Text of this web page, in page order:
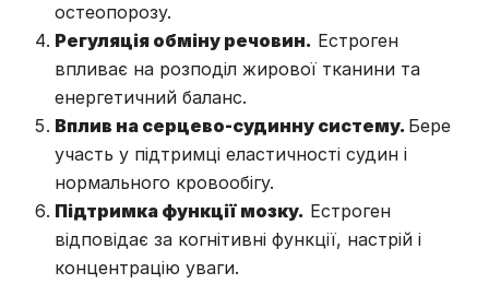
остеопорозу.
Регуляція обміну речовин. Естроген
впливає на розподіл жирової тканини та
енергетичний баланс.
Вплив на серцево-судинну систему. Бере
участь у підтримці еластичності судин і
нормального кровообігу.
Підтримка функції мозку. Естроген
відповідає за когнітивні функції, настрій і
концентрацію уваги.